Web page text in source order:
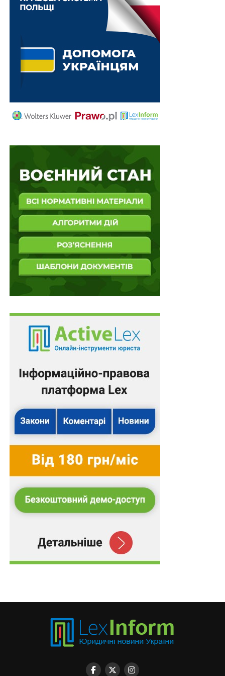
моніторингу способу життя не може перевищувати
Правові позиції
Верховного Суду щодо кримінальних
правопорушень, пов’язаних з війною,
Схожі статті:
Перелік посад в поліції, звільнених від
перевірки фізпідготовки
ФОПів не виключатимуть з Реєстру платників
єдиного податку за наслідками камеральної
перевірки
6 місяців для оформлення посвідки на
тимчасове проживання іноземними
захисниками України
Не більше двох учнів 4 - 5 рівня підтримки в
ПОВ'ЯЗАНІ ТЕМИ: FEATURED
LEX
НАСТУПНА
План боротьби з недоліками в ЗСУ
розроблятимуть упродовж місяця
НЕ ПРОПУСТІТЬ
Разова грошова виплата до Дня Незалежності у
2025 р.